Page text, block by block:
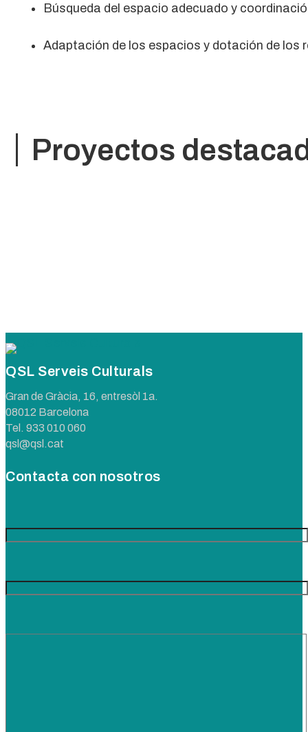
Búsqueda del espacio adecuado y
Adaptación de los espacios y dotación de
Proyectos
QSL Serveis Culturals
Gran de Gràcia, 16, entresòl 1a.
08012 Barcelona
Tel.933 010 060
qsl@qsl.cat
Contacta con nosotros